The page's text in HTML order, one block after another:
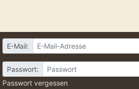
E-Mail:
Passwort:
Passwort vergessen